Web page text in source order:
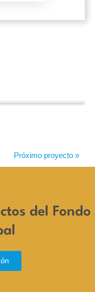
Próximo proyecto »
del Fondo